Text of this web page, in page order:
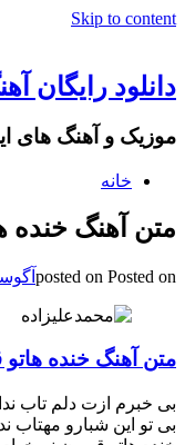
Skip to content
دانلود رایگان
موزیک و آهنگ های
خانه
متن آهنگ خنده
posted on Posted on آگوست
متن آهنگ خنده هاتو
بی خبرم ازت دلم تاب
بی تو این شبارو مهتاب